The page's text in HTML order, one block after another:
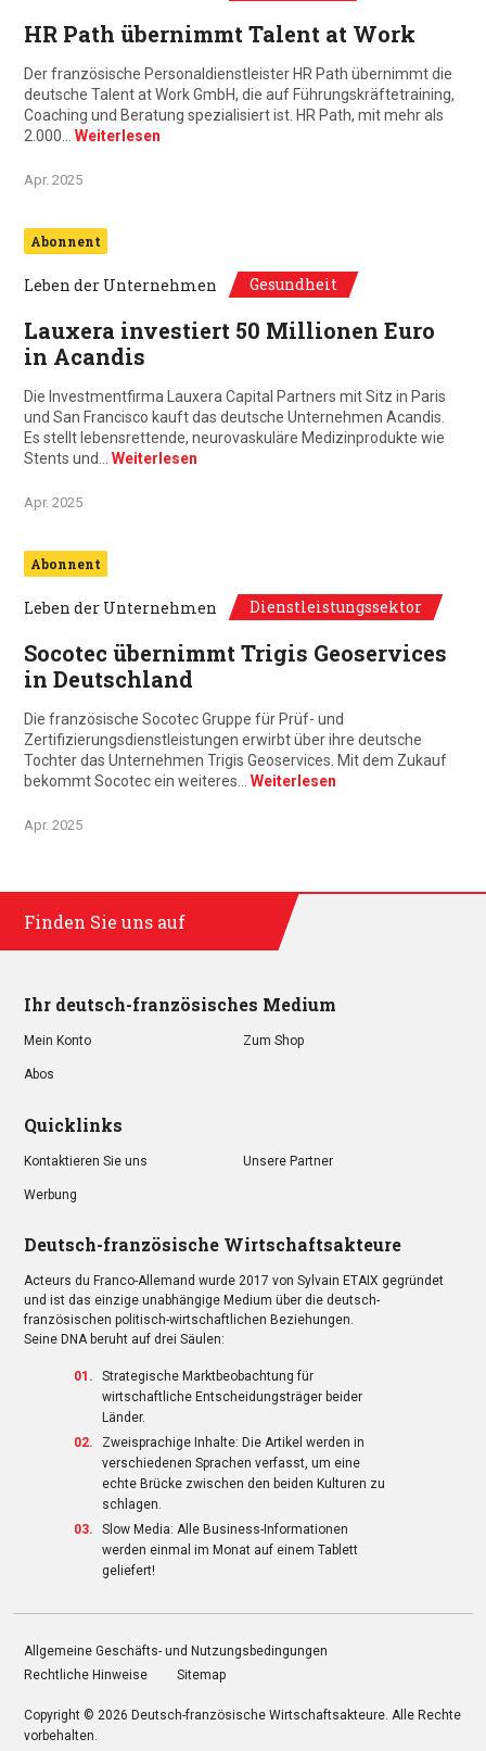
HR Path übernimmt Talent at Work
Der französische Personaldienstleister HR Path übernimmt die
deutsche Talent at Work GmbH, die auf Führungskräftetraining,
Coaching und Beratung spezialisiert ist. HR Path, mit mehr als
2.000… Weiterlesen
Apr. 2025
Abonnent
Leben der Unternehmen Gesundheit
Lauxera investiert 50 Millionen Euro
in Acandis
Die Investmentfirma Lauxera Capital Partners mit Sitz in Paris
und San Francisco kauft das deutsche Unternehmen Acandis.
Es stellt lebensrettende, neurovaskuläre Medizinprodukte wie
Stents und… Weiterlesen
Apr. 2025
Abonnent
Leben der Unternehmen Dienstleistungssektor
Socotec übernimmt Trigis Geoservices
in Deutschland
Die französische Socotec Gruppe für Prüf- und
Zertifizierungsdienstleistungen erwirbt über ihre deutsche
Tochter das Unternehmen Trigis Geoservices. Mit dem Zukauf
bekommt Socotec ein weiteres… Weiterlesen
Apr. 2025
Finden Sie uns auf
Ihr deutsch-französisches Medium
Mein Konto Zum Shop
Abos
Quicklinks
Kontaktieren Sie uns Unsere Partner
Werbung
Deutsch-französische Wirtschaftsakteure
Acteurs du Franco-Allemand wurde 2017 von Sylvain ETAIX gegründet
und ist das einzige unabhängige Medium über die deutsch-
französischen politisch-wirtschaftlichen Beziehungen.
Seine DNA beruht auf drei Säulen:
Strategische Marktbeobachtung für
wirtschaftliche Entscheidungsträger beider
Länder.
Zweisprachige Inhalte: Die Artikel werden in
verschiedenen Sprachen verfasst, um eine
echte Brücke zwischen den beiden Kulturen zu
schlagen.
Slow Media: Alle Business-Informationen
werden einmal im Monat auf einem Tablett
geliefert!
Allgemeine Geschäfts- und Nutzungsbedingungen
Rechtliche Hinweise
Sitemap
Copyright © 2026 Deutsch-französische Wirtschaftsakteure. Alle Rechte
vorbehalten.